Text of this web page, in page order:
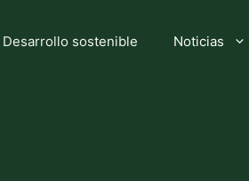
Desarrollo sostenible Noticias